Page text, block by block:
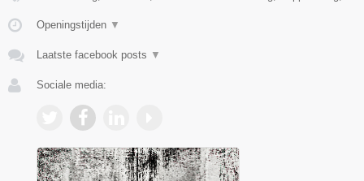
Openingstijden ▼
Laatste facebook posts ▼
Sociale media: